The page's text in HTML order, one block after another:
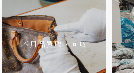
不用品買取・回収